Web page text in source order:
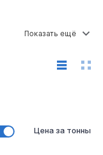
Лист ПВЛ 508
Цена за тонны